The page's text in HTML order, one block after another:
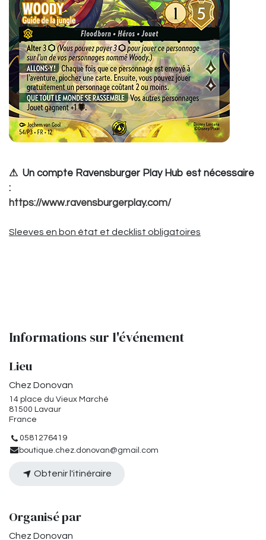
⚠ Un compte Ravensburger Play Hub est nécessaire
:
https://www.ravensburgerplay.com/
Sleeves en bon état et decklist obligatoires
Informations sur l'événement
Lieu
Chez Donovan
14 place du Vieux Marché
81500 Lavaur
France
0581276419
boutique.chez.donovan@gmail.com
Obtenir l'itinéraire
Organisé par
Chez Donovan